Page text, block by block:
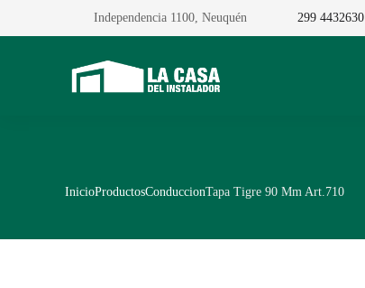
Independencia 1100, Neuquén 299 4432630
InicioProductosConduccionTapa Tigre 90 Mm Art.710